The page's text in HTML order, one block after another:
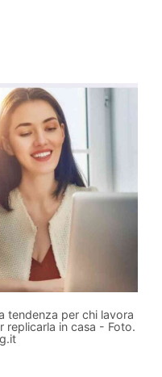
tendenza per chi lavora
replicarla in casa - Foto.